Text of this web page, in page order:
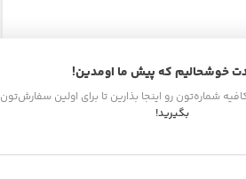
خوشحالیم که پیش ما اومدین!
شماره‌تون رو اینجا بذارین تا برای اولین سفارش‌تون
بگیرید!